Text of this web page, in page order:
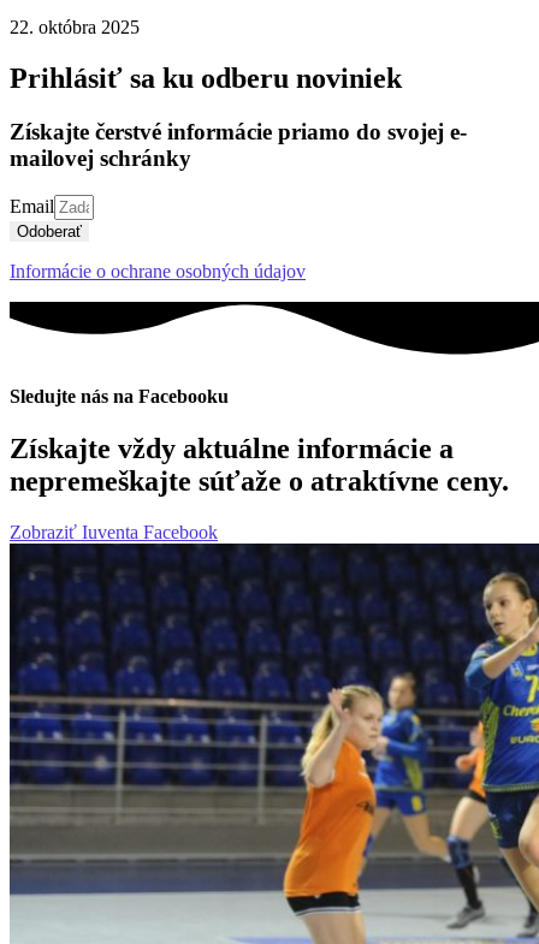
22. októbra 2025
Prihlásiť sa ku odberu noviniek
Získajte čerstvé informácie priamo do svojej e-
mailovej schránky
Email
Odoberať
Informácie o ochrane osobných údajov
Sledujte nás na Facebooku
Získajte vždy aktuálne informácie a
nepremeškajte súťaže o atraktívne ceny.
Zobraziť Iuventa Facebook